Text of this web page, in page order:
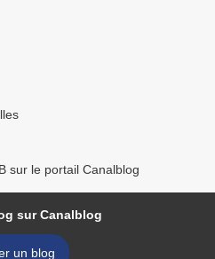
sur le portail Canalblog
sur Canalblog
un blog